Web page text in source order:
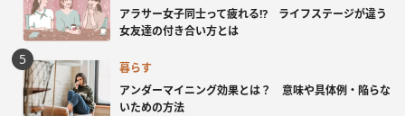
アラサー女子同士って疲れる⁉ ライフステージが違う
女友達の付き合い方とは
暮らす
アンダーマイニング効果とは？ 意味や具体例・陥らな
いための方法